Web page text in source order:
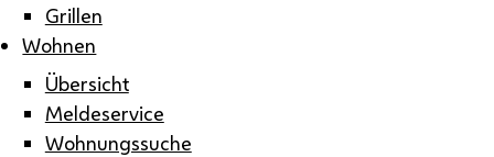
Grillen
Wohnen
Übersicht
Meldeservice
Wohnungssuche